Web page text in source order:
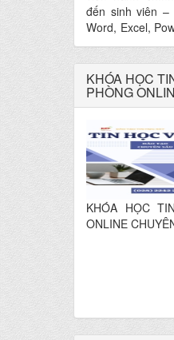
đến sinh viên
Word, Excel,
làm việc hiệu
KHÓA HỌC
PHÒNG
KHÓA HỌC
ONLINE